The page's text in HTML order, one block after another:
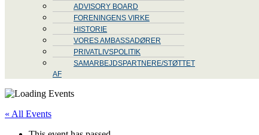
ADVISORY BOARD
FORENINGENS VIRKE
HISTORIE
VORES AMBASSADØRER
PRIVATLIVSPOLITIK
SAMARBEJDSPARTNERE/STØTTET
AF
« All Events